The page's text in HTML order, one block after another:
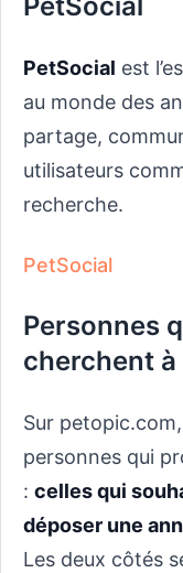
PetSocial est
au monde des
partage,
utilisateurs
recherche.
PetSocial
Personnes
cherchent
Sur
personnes qui
: celles qui
déposer une
Les deux côtés